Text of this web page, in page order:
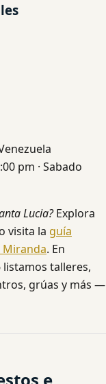
pm · Sabado
Lucia?Explora
visita la guía
. En
talleres,
grúas y más —